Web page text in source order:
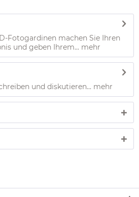
Fotogardinen machen Sie Ihren
und geben Ihrem... mehr
und diskutieren... mehr